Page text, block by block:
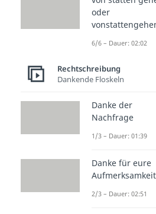
oder
6/6 – Dauer: 02:02
Rechtschreibung
Dankende Floskeln
Danke der
Nachfrage
1/3 – Dauer: 01:39
Danke für eure
Aufmerksamkeit
2/3 – Dauer: 02:51